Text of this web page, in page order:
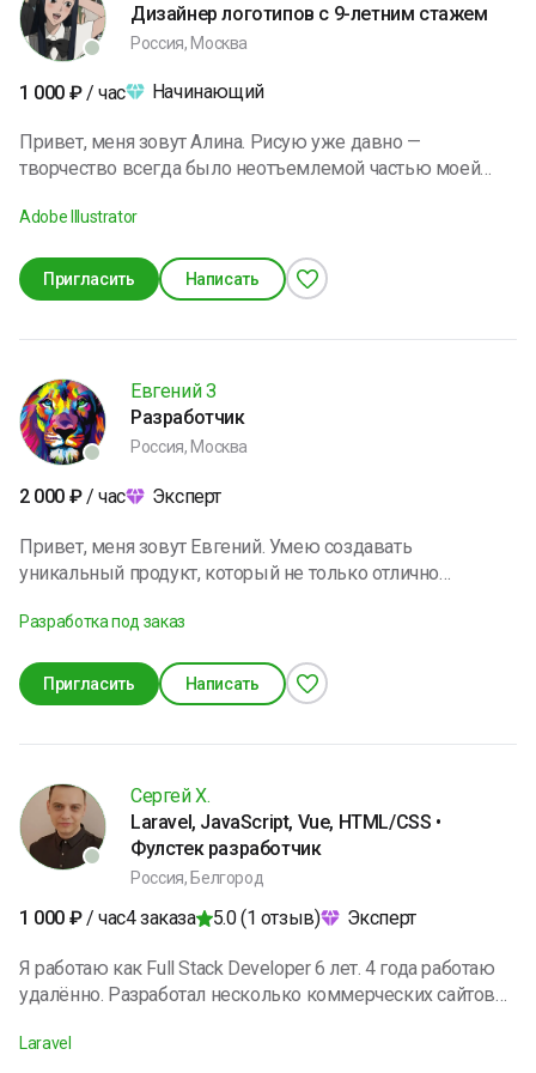
Дизайнер логотипов с 9-летним стажем
Россия, Москва
1 000 ₽ / час Начинающий
Привет, меня зовут Алина. Рисую уже давно —
творчество всегда было неотъемлемой частью моей
области рисунка и иллюстрации, научилась работать с
стремлюсь передать настроение, атмосферу и
индивидуальность каждого персонажа или сюжета. Я
образы.
Adobe Illustrator
Пригласить Написать
Евгений З
Разработчик
Россия, Москва
2 000 ₽/ час Эксперт
Привет, меня зовут Евгений. Умею создавать
уникальный продукт, который не только отлично
ключевые навыки: - Oracle, PostgreSQL; - Golang; - и еще
люблю проводить время с семьёй. Веду здоровый образ
жизни, увлекаюсь саморазвитием. Я открыт для
Разработка под заказ
Пригласить Написать
Сергей Х.
Laravel, JavaScript, Vue, HTML/CSS •
Фулстек разработчик
Россия, Белгород
1 000 ₽/ час4заказа 5.0(1 отзыв) Эксперт
Я работаю как Full Stack Developer 6 лет. 4 года работаю
удалённо. Разработал несколько коммерческих сайтов
Revolution™, Laravel. Занимался модернизацией,
Laravel